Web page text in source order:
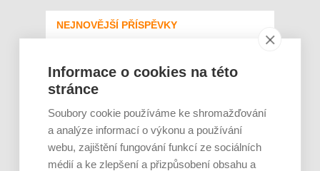
NEJNOVĚJŠÍ PŘÍSPĚVKY
Potraviny, které v létě pomáhají
Je jen pro sportovce, přiberu po
něm a ve stravě ho mám dostatek.
Znáte nejčastější mýty o proteinu?
Informace o cookies na této
stránce
Soubory cookie používáme ke shromažďování
a analýze informací o výkonu a používání
webu, zajištění fungování funkcí ze sociálních
médií a ke zlepšení a přizpůsobení obsahu a